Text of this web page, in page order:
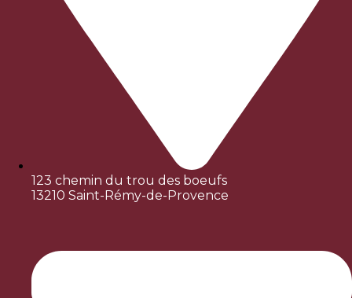
123 chemin du trou des boeufs
13210 Saint-Rémy-de-Provence